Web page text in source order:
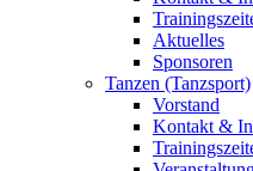
Aktuelles
Sponsoren
Tanzen (Tanzsport)
Vorstand
Kontakt &